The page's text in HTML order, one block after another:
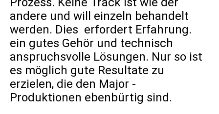
andere und will einzeln behandelt
werden. Dies erfordert Erfahrung.
ein gutes Gehör und technisch
anspruchsvolle Lösungen. Nur so ist
es möglich gute Resultate zu
erzielen, die den Major -
Produktionen ebenbürtig sind.